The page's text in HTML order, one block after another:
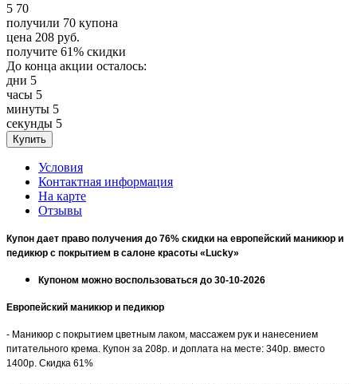
5 70
получили 70 купона
цена 208 руб.
получите 61% скидки
До конца акции осталось:
дни 5
часы 5
минуты 5
секунды 5
Условия
Контактная информация
На карте
Отзывы
Купон дает право получения до 76% скидки на европейский маникюр и
педикюр с покрытием в салоне красоты «Lucky»
Купоном можно воспользоваться до 30-10-2026
Европейский маникюр и педикюр
- Маникюр с покрытием цветным лаком, массажем рук и нанесением
питательного крема. Купон за 208р. и доплата на месте: 340р. вместо
1400р. Скидка 61%